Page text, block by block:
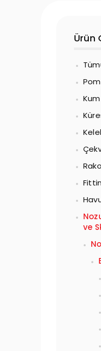
Ürün
ve